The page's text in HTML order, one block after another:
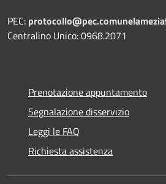
PEC:
Centralino Unico: 0968.2071
Prenotazione appuntamento
Segnalazione disservizio
Leggi le FAQ
Richiesta assistenza